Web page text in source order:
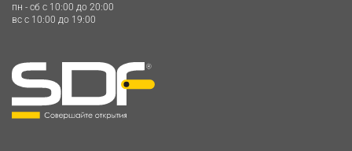
пн - сб c 10:00 до 20:00
вс c 10:00 до 19:00